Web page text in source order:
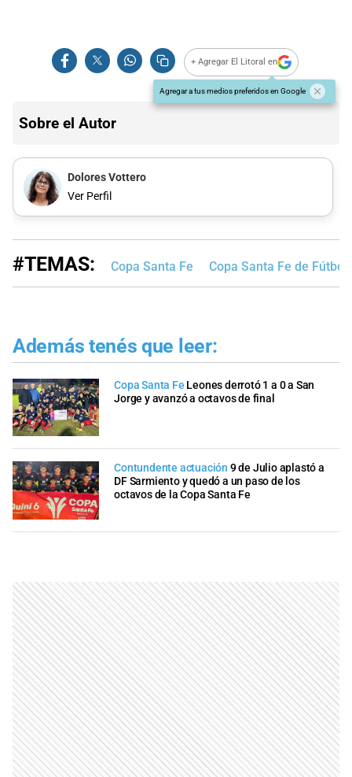
+ Agregar El Litoral en
Agregar a tus medios preferidos en Google
Sobre el Autor
Dolores Vottero
Ver Perfil
#TEMAS: Copa Santa Fe Copa Santa Fe de Fútbol
Además tenés que leer:
Copa Santa Fe Leones derrotó 1 a 0 a San
Jorge y avanzó a octavos de final
Contundente actuación 9 de Julio aplastó a
DF Sarmiento y quedó a un paso de los
octavos de la Copa Santa Fe